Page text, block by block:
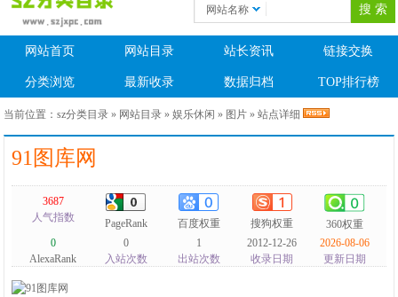
网站名称
网站首页 网站目录 站长资讯 链接交换
分类浏览 最新收录 数据归档 TOP排行榜
当前位置：sz分类目录 » 网站目录 »娱乐休闲 » 图片 » 站点详细
91图库网
3687
人气指数
PageRank 百度权重 搜狗权重
360权重
0
AlexaRank
0
入站次数
1
出站次数
2012-12-26
收录日期
2026-08-06
更新日期